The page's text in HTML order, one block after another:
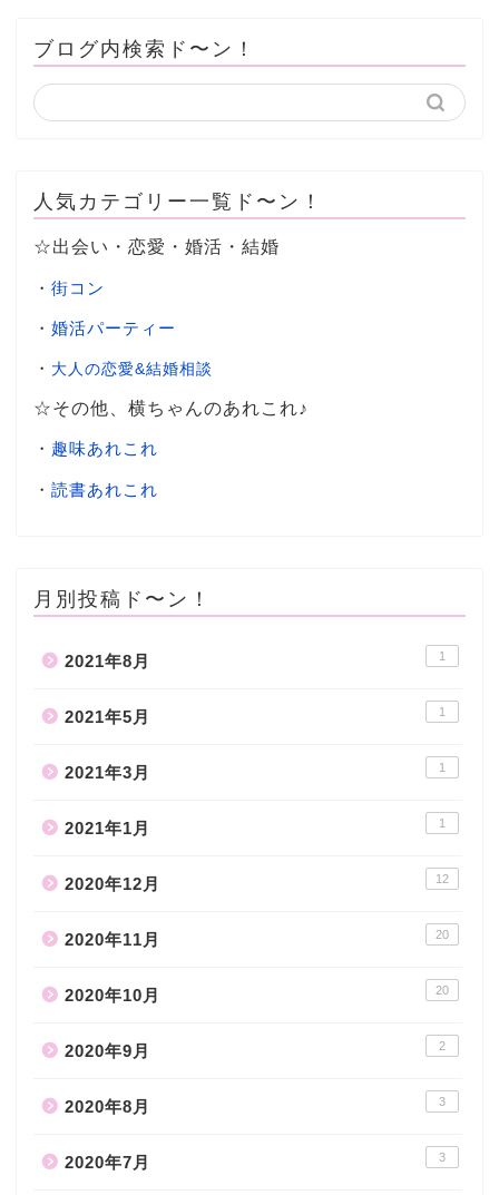
ブログ内検索ド〜ン！
人気カテゴリー一覧ド〜ン！
☆出会い・恋愛・婚活・結婚
・ 街コン
・ 婚活パーティー
・ 大人の恋愛&結婚相談
☆その他、横ちゃんのあれこれ♪
・ 趣味あれこれ
・ 読書あれこれ
月別投稿ド〜ン！
2021年8月 1
2021年5月 1
2021年3月 1
2021年1月 1
2020年12月 12
2020年11月 20
2020年10月 20
2020年9月 2
2020年8月 3
2020年7月 3